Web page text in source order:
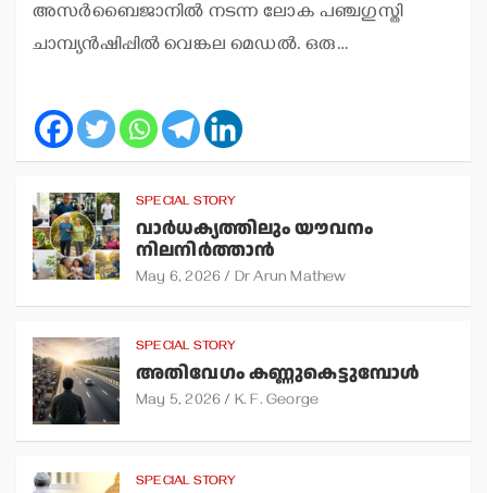
അസര്‍ബൈജാനില്‍ നടന്ന ലോക പഞ്ചഗുസ്തി
ചാമ്പ്യന്‍ഷിപ്പില്‍ വെങ്കല മെഡല്‍. ഒരു…
SPECIAL STORY
വാര്‍ധക്യത്തിലും യൗവനം
നിലനിര്‍ത്താന്‍
May 6, 2026 Dr Arun Mathew
SPECIAL STORY
അതിവേഗം കണ്ണുകെട്ടുമ്പോള്‍
May 5, 2026 K. F. George
SPECIAL STORY